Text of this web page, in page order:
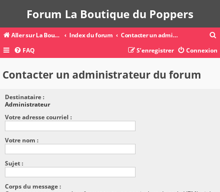
Forum La Boutique du Poppers
Aller sur La Boutique du Poppers Index du forum Contacter un administrateur du forum
c
FAQ Connexion
S’enregistrer
Contacter un administrateur du forum
Destinataire :
Administrateur
Votre adresse courriel :
Votre nom :
Sujet :
Corps du message :